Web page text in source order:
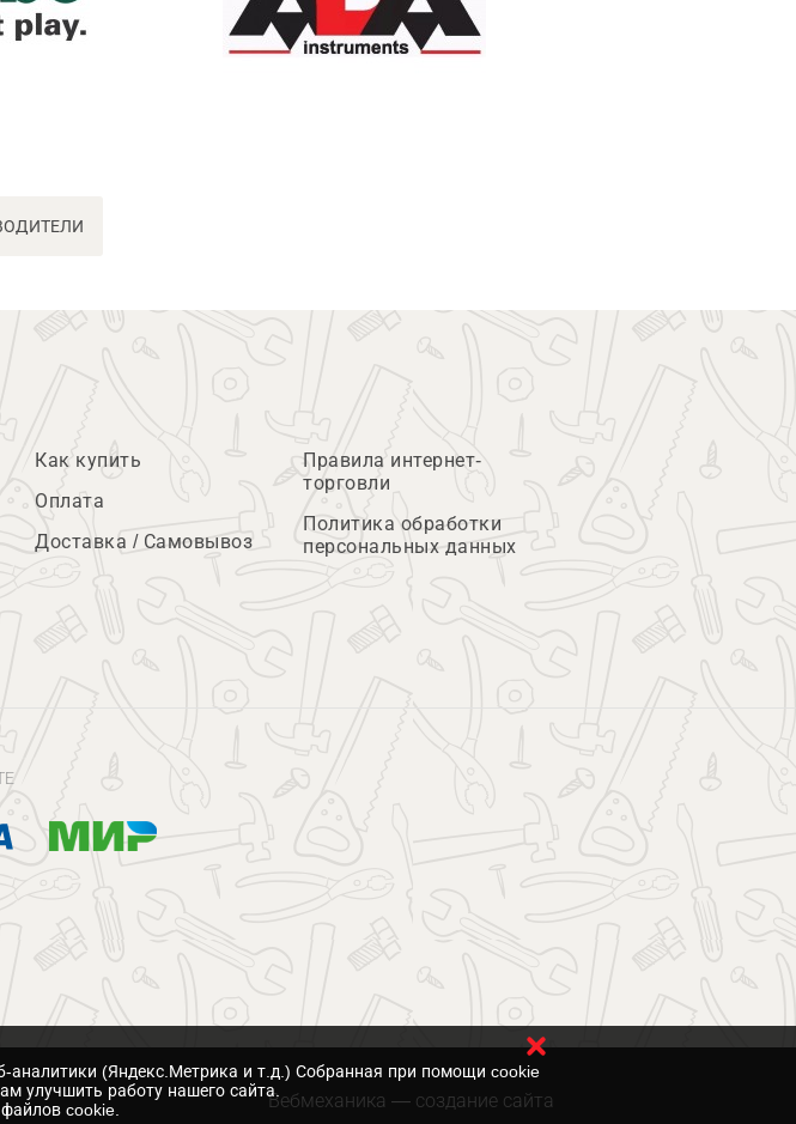
Как купить
Оплата
Доставка / Самовывоз
Правила интернет-
торговли
Политика обработки
персональных данных
Вебмеханика — создание сайта
аналитики (Яндекс.Метрика и т.д.) Собранная при помощи cookie
улучшить работу нашего сайта.
cookie.